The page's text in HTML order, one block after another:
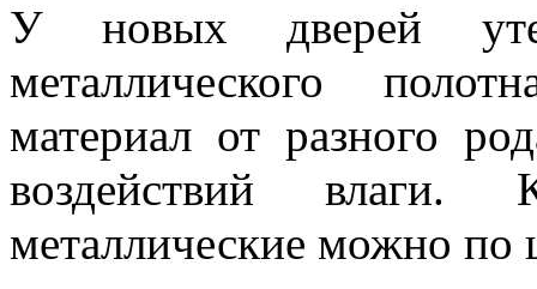
У новых дверей
металлического
материал от разного
воздействий влаги.
металлические можно по